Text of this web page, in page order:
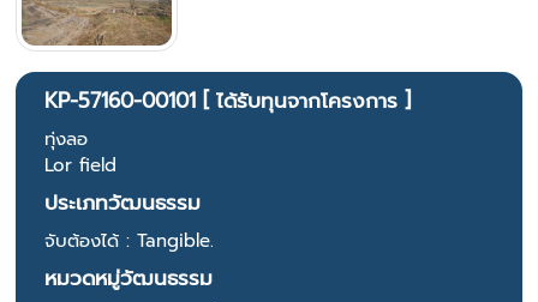
KP-57160-00101 [ ได้รับทุนจากโครงการ ]
ทุ่งลอ
Lor field
ประเภทวัฒนธรรม
จับต้องได้ : Tangible.
หมวดหมู่วัฒนธรรม